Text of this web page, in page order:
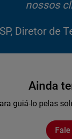
nossos
Diretor de
Ainda
guiá-lo pelas